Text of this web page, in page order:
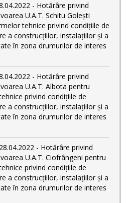
- Hotărâre privind
U.A.T. Schitu Golești
tehnice privind condiţiile de
a construcţiilor, instalaţiilor şi a
în zona drumurilor de interes
- Hotărâre privind
U.A.T. Albota pentru
privind condiţiile de
a construcţiilor, instalaţiilor şi a
în zona drumurilor de interes
- Hotărâre privind
U.A.T. Ciofrângeni pentru
privind condiţiile de
a construcţiilor, instalaţiilor şi a
în zona drumurilor de interes